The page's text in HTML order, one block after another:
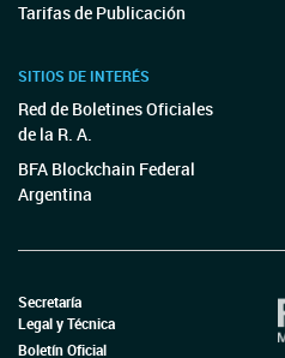
Tarifas de Publicación
SITIOS DE INTERÉS
Red de Boletines Oficiales
de la R. A.
BFA Blockchain Federal
Argentina
Secretaría
Legal y Técnica
Boletín Oficial